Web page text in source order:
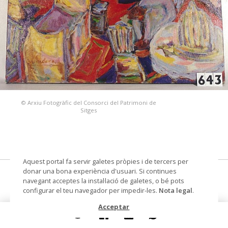
© Arxiu Fotogràfic del Consorci del Patrimoni de
Sitges
pintura sobre tela
Autoria Serraclara, Margarita (pintor)
Aquest portal fa servir galetes pròpies i de tercers per
donar una bona experiència d'usuari. Si continues
navegant acceptes la instal·lació de galetes, o bé pots
configurar el teu navegador per impedir-les. Nota legal.
Acceptar